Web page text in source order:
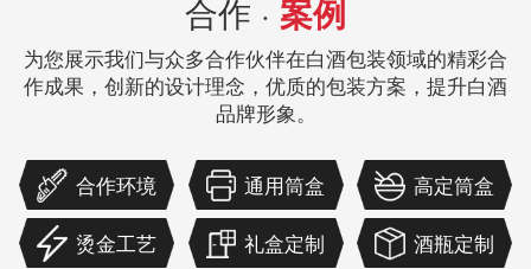
合作 · 案例
为您展示我们与众多合作伙伴在白酒包装领域的精彩合
作成果，创新的设计理念，优质的包装方案，提升白酒
品牌形象。
合作环境 通用筒盒 高定筒盒
烫金工艺 礼盒定制 酒瓶定制